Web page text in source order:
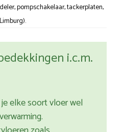
pompschakelaar, tackerplaten,
i.c.m.
elke soort vloer wel